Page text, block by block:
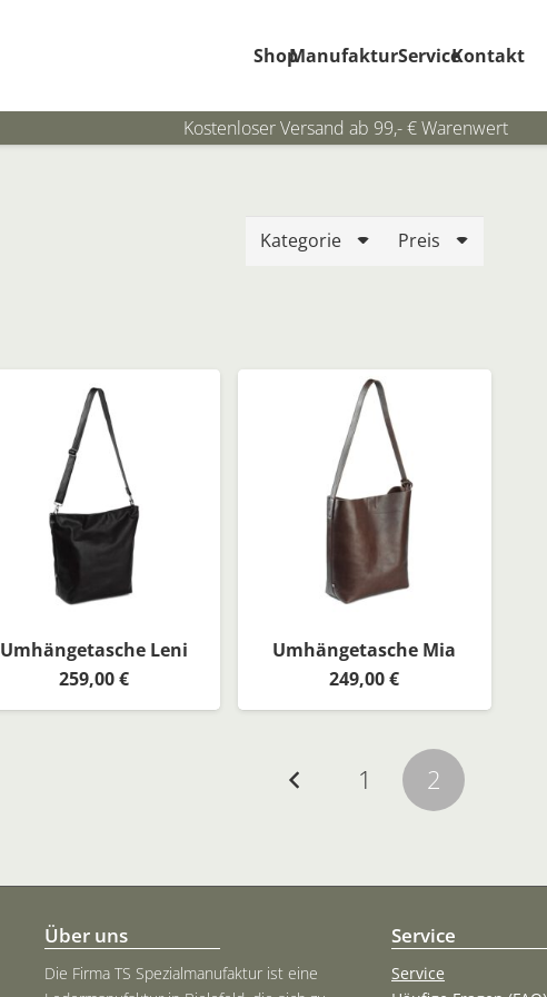
ShopManufakturServiceKontakt
Kostenloser Versand ab 99,- € Warenwert
Kategorie Preis
Umhängetasche Leni
259,00€
Umhängetasche Mia
249,00€
1 2
Über uns
Die Firma TS Spezialmanufaktur ist eine
Service
Service